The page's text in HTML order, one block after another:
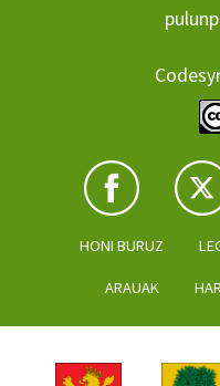
HONI BURUZ
ARAUAK